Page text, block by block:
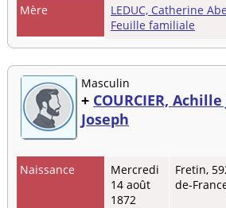
Mère
LEDUC, Catherine
Feuille familiale
Masculin
+ COURCIER,
Joseph
Naissance
Mercredi
14 août
1872
Fretin,
de-